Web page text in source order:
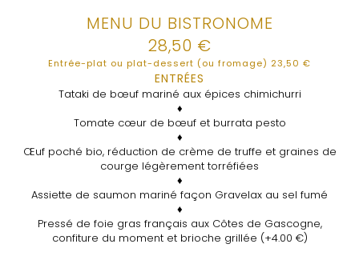
MENU DU BISTRONOME
28,50 €
Entrée-plat ou plat-dessert (ou fromage) 23,50 €
ENTRÉES
Tataki de bœuf mariné aux épices chimichurri
♦
Tomate cœur de bœuf et burrata pesto
♦
Œuf poché bio, réduction de crème de truffe et graines de
courge légèrement torréfiées
♦
Assiette de saumon mariné façon Gravelax au sel fumé
♦
Pressé de foie gras français aux Côtes de Gascogne,
confiture du moment et brioche grillée (+4.00 €)